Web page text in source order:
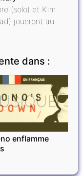
(solo) et Kim
joueront au
dans :
enflamme